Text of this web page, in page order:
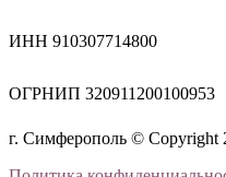
ИНН 910307714800
ОГРНИП 320911200100953
г. Симферополь © Copyright